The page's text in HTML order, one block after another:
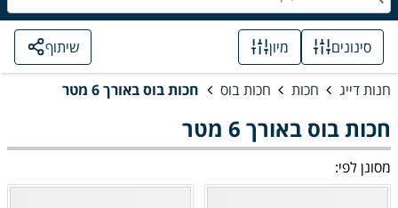
סינונים מיון שיתוף
חנות דייג חכות חכות בוס חכות בוס באורך 6 מטר
מסונן לפי:
חכות בוס באורך 6 מטר